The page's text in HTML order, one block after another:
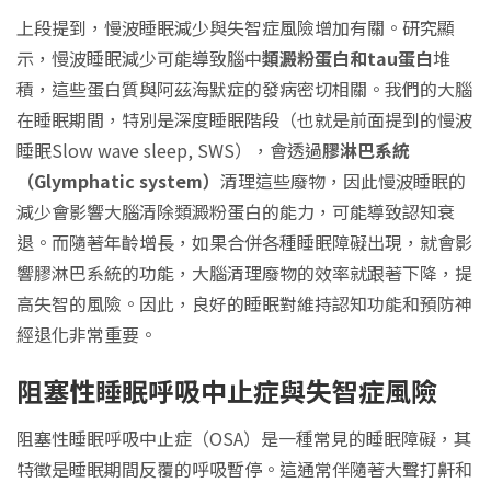
上段提到，慢波睡眠減少與失智症風險增加有關。研究顯
示，慢波睡眠減少可能導致腦中類澱粉蛋白和tau蛋白堆
積，這些蛋白質與阿茲海默症的發病密切相關。我們的大腦
在睡眠期間，特別是深度睡眠階段（也就是前面提到的慢波
睡眠Slow wave sleep, SWS），會透過膠淋巴系統
（Glymphatic system） 清理這些廢物，因此慢波睡眠的
減少會影響大腦清除類澱粉蛋白的能力，可能導致認知衰
退。而隨著年齡增長，如果合併各種睡眠障礙出現，就會影
響膠淋巴系統的功能，大腦清理廢物的效率就跟著下降，提
高失智的風險。因此，良好的睡眠對維持認知功能和預防神
經退化非常重要。
阻塞性睡眠呼吸中止症與失智症風險
阻塞性睡眠呼吸中止症（OSA）是一種常見的睡眠障礙，其
特徵是睡眠期間反覆的呼吸暫停。這通常伴隨著大聲打鼾和